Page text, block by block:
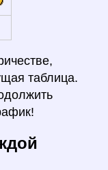
таблица.